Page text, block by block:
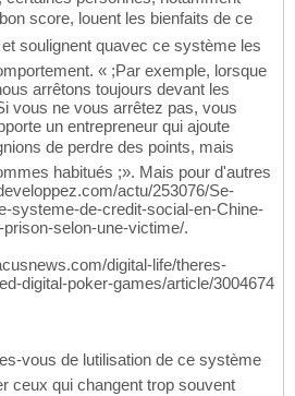
score, louent les bienfaits de ce
soulignent quavec ce système les
« ;Par exemple, lorsque
arrêtons toujours devant les
vous ne vous arrêtez pas, vous
un entrepreneur qui ajoute
de perdre des points, mais
habitués ;». Mais pour d'autres
actu/253076/Se-
systeme-de-credit-social-en-Chine-
selon-une-victime/.
digital-life/theres-
digital-poker-games/article/3004674
vous de lutilisation de ce système
ceux qui changent trop souvent